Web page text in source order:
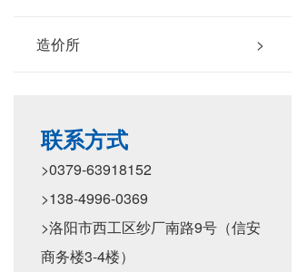
造价所 >
联系方式
>0379-63918152
>138-4996-0369
>洛阳市西工区纱厂南路9号（信安
商务楼3-4楼）